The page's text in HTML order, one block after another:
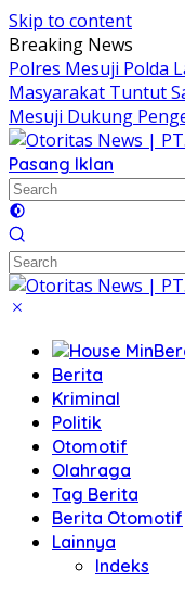
Skip to content
Breaking News
Polres Mesuji Polda
Masyarakat Tuntut
Mesuji Dukung
Pasang Iklan
Berita
Kriminal
Politik
Otomotif
Olahraga
Tag Berita
Berita Otomotif
Lainnya
Indeks